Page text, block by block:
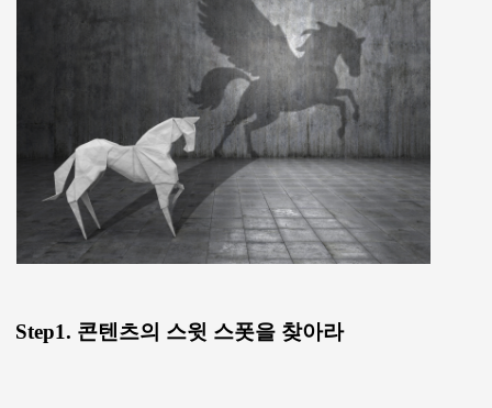
Step1. 콘텐츠의 스윗 스폿을 찾아라